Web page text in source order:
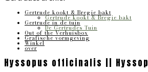
Gertrude kookt & Bregje bakt
Gertrude kookt & Bregje bakt
Gertrude in de tuin
De Gertrudes Tuin
Out of the Verhuisbox
Grafische vormgeving
Winkel
over
Hyssopus officinalis || Hyssop